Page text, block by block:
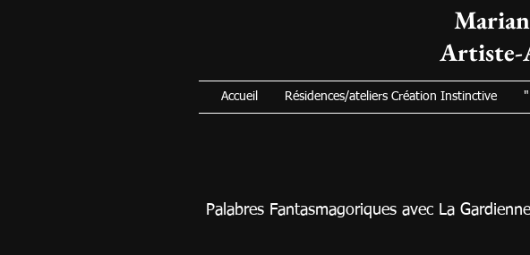
Artiste-
Accueil Résidences/ateliers Création Instinctive
Palabres Fantasmagoriques avec La